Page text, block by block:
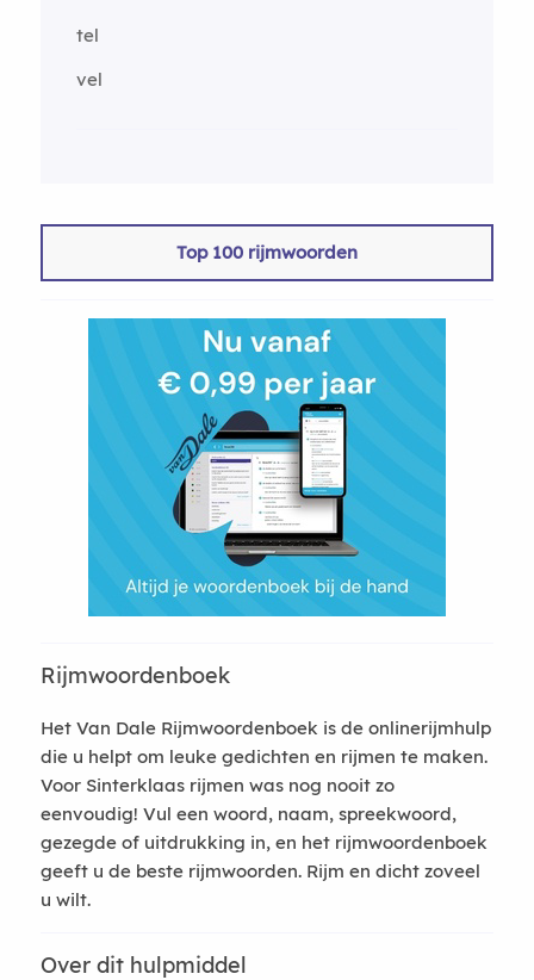
tel
vel
Top 100 rijmwoorden
Rijmwoordenboek
Het Van Dale Rijmwoordenboek is de onlinerijmhulp
die u helpt om leuke gedichten en rijmen te maken.
Voor Sinterklaas rijmen was nog nooit zo
eenvoudig! Vul een woord, naam, spreekwoord,
gezegde of uitdrukking in, en het rijmwoordenboek
geeft u de beste rijmwoorden. Rijm en dicht zoveel
u wilt.
Over dit hulpmiddel